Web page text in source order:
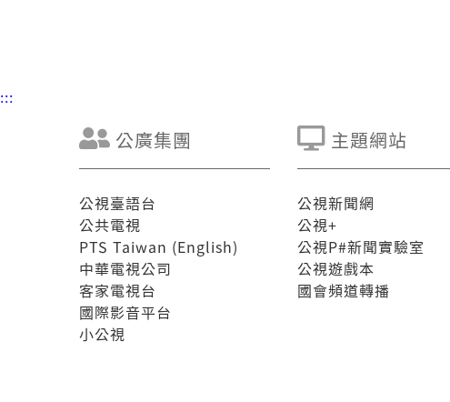
:::
公廣集團
公視臺語台
公共電視
PTS Taiwan (English)
中華電視公司
客家電視台
國際影音平台
小公視
主題網站
公視新聞網
公視+
公視P#新聞實驗室
公視遊戲本
國會頻道轉播